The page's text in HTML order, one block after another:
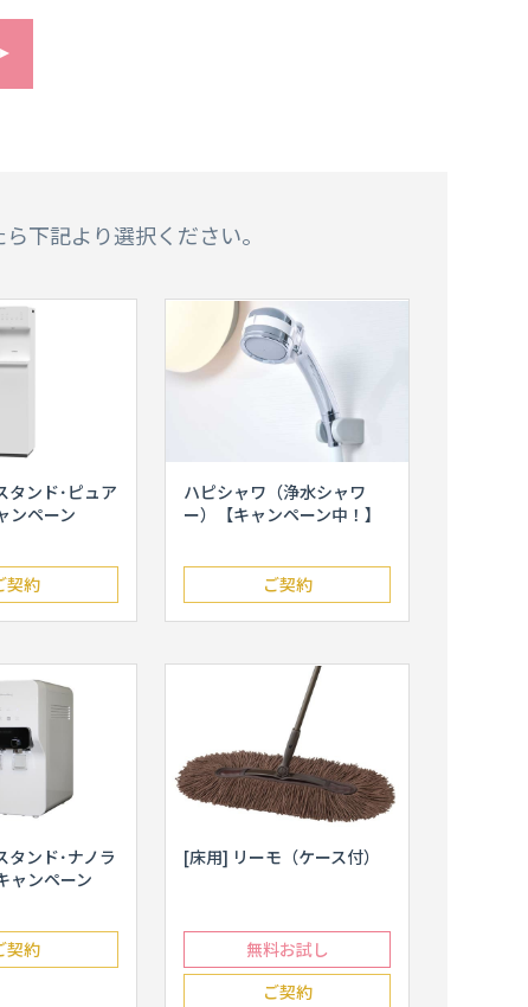
下記より選択ください。
タンド･ピュア
ンペーン
契約
ハピシャワ（浄水シャワ
ー）【キャンペーン中！】
ご契約
タンド･ナノラ
ャンペーン
契約
[床用] リーモ（ケース付）
無料お試し
ご契約